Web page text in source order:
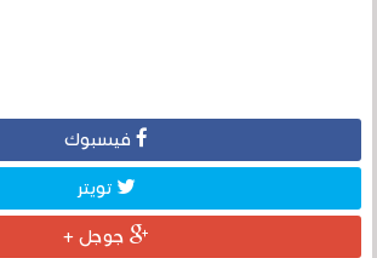
فيسبوك
تويتر
جوجل +